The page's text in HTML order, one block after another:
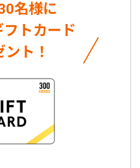
名様に
トカード
ト！